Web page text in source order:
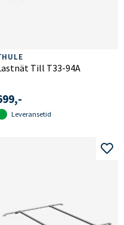
Till T33-94A
Leveransetid